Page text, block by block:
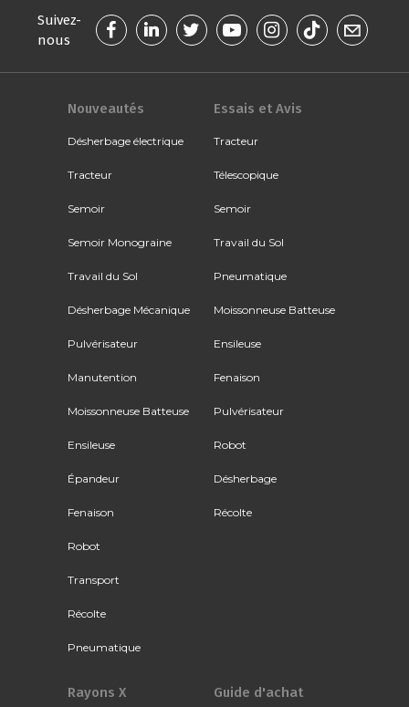
Suivez-
nous
Nouveautés
Désherbage électrique
Tracteur
Semoir
Semoir Monograine
Travail du Sol
Désherbage Mécanique
Pulvérisateur
Manutention
Moissonneuse Batteuse
Ensileuse
Épandeur
Fenaison
Robot
Transport
Récolte
Pneumatique
Essais et Avis
Tracteur
Télescopique
Semoir
Travail du Sol
Pneumatique
Moissonneuse Batteuse
Ensileuse
Fenaison
Pulvérisateur
Robot
Désherbage
Récolte
Rayons X Guide d'achat